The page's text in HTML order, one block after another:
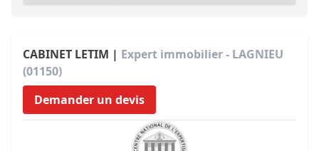
CABINET LETIM | Expert immobilier - LAGNIEU
(01150)
Demander un devis